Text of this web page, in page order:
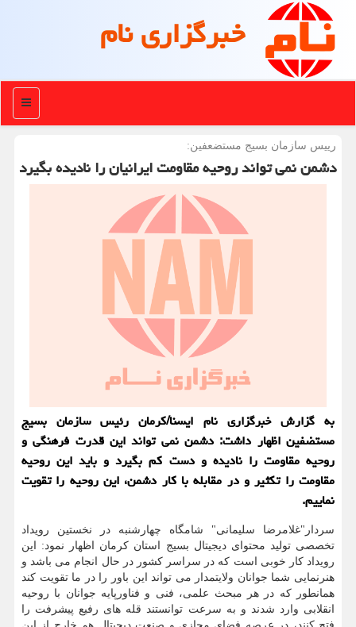
خبرگزاری نام
منو
رییس سازمان بسیج مستضعفین:
دشمن نمی تواند روحیه مقاومت ایرانیان را نادیده بگیرد
به گزارش خبرگزاری نام ایسنا/كرمان رئیس سازمان بسیج
مستضفین اظهار داشت: دشمن نمی تواند این قدرت فرهنگی و
روحیه مقاومت را نادیده و دست كم بگیرد و باید این روحیه
مقاومت را تكثیر و در مقابله با كار دشمن، این روحیه را تقویت
نماییم.
سردار"غلامرضا سلیمانی" شامگاه چهارشنبه در نخستین رویداد
تخصصی تولید محتوای دیجیتال بسیج استان كرمان اظهار نمود: این
رویداد كار خوبی است كه در سراسر كشور در حال انجام می باشد و
هنرنمایی شما جوانان ولایتمدار می تواند این باور را در ما تقویت كند
همانطور كه در هر مبحث علمی، فنی و فناورپایه جوانان با روحیه
انقلابی وارد شدند و به سرعت توانستند قله های رفیع پیشرفت را